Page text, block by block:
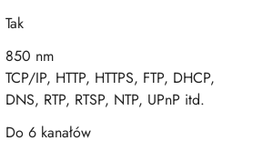
Tak
850 nm
TCP/IP, HTTP, HTTPS, FTP, DHCP,
DNS, RTP, RTSP, NTP, UPnP itd.
Do 6 kanałów